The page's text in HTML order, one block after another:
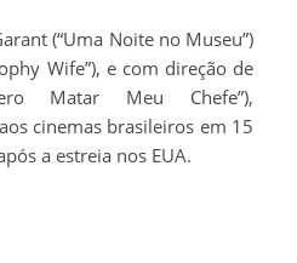
(“Uma Noite no Museu”)
Wife”), e com direção de
Matar Meu Chefe”),
cinemas brasileiros em 15
a estreia nos EUA.